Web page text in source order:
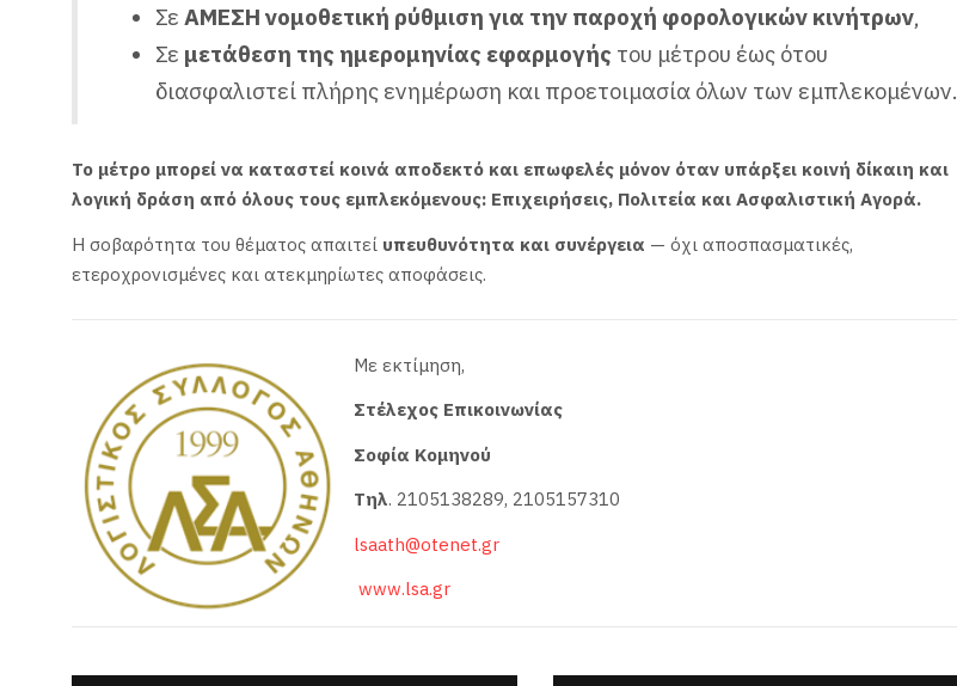
Σε ΑΜΕΣΗ νομοθετική ρύθμιση για την παροχή φορολογικών κινήτρων,
Σε μετάθεση της ημερομηνίας εφαρμογήςτου μέτρου έως ότου
διασφαλιστεί πλήρης ενημέρωση και προετοιμασία όλων των εμπλεκομένων.
Το μέτρο μπορεί να καταστεί κοινά αποδεκτό και επωφελές μόνον όταν υπάρξει κοινή δίκαιη και
λογική δράση από όλους τους εμπλεκόμενους: Επιχειρήσεις, Πολιτεία και Ασφαλιστική Αγορά.
Η σοβαρότητα του θέματος απαιτεί υπευθυνότητα και συνέργεια — όχι αποσπασματικές,
ετεροχρονισμένες και ατεκμηρίωτες αποφάσεις.
Με εκτίμηση,
Στέλεχος Επικοινωνίας
Σοφία Κομηνού
Τηλ. 2105138289, 2105157310
lsaath@otenet.gr
www.lsa.gr